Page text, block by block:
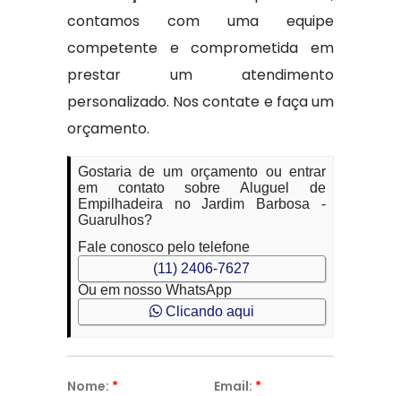
contamos com uma equipe
competente e comprometida em
prestar um atendimento
personalizado. Nos contate e faça um
orçamento.
Gostaria de um orçamento ou entrar
em contato sobre Aluguel de
Empilhadeira no Jardim Barbosa -
Guarulhos?
Fale conosco pelo telefone
(11) 2406-7627
Ou em nosso WhatsApp
Clicando aqui
Nome: * Email: *